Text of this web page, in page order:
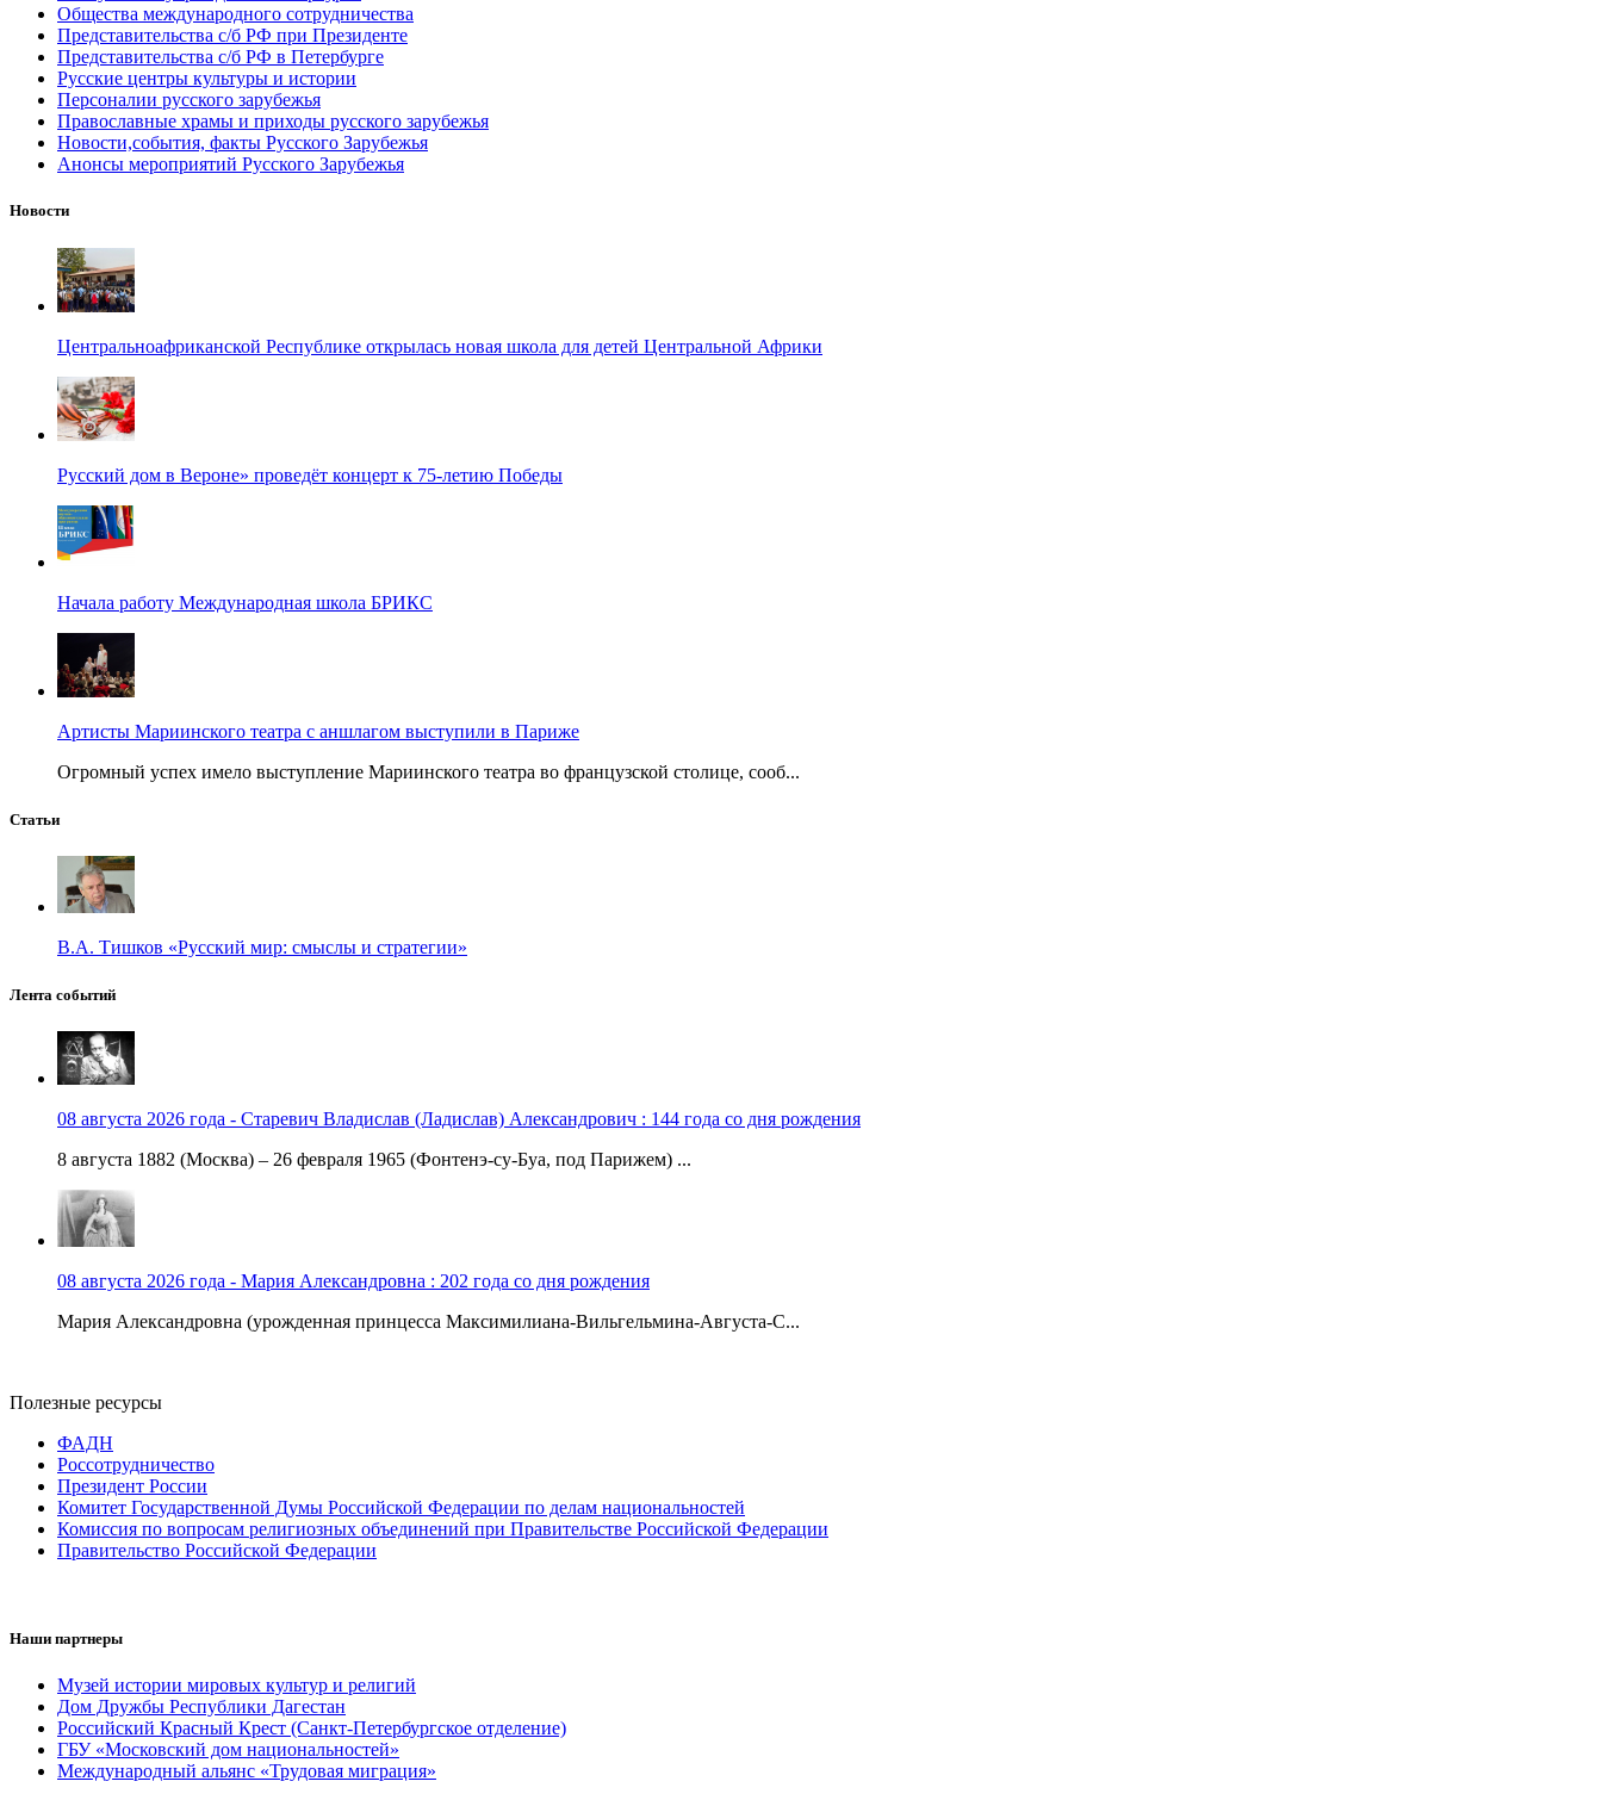
Общества международного сотрудничества
Представительства с/б РФ при Президенте
Представительства с/б РФ в Петербурге
Русские центры культуры и истории
Персоналии русского зарубежья
Православные храмы и приходы русского зарубежья
Новости,события, факты Русского Зарубежья
Анонсы мероприятий Русского Зарубежья
Новости
Центральноафриканской Республике открылась новая школа для детей Центральной Африки
Русский дом в Вероне» проведёт концерт к 75-летию Победы
Начала работу Международная школа БРИКС
Артисты Мариинского театра с аншлагом выступили в Париже
Огромный успех имело выступление Мариинского театра во французской столице, сооб...
Статьи
В.А. Тишков «Русский мир: смыслы и стратегии»
Лента событий
08 августа 2026 года - Старевич Владислав (Ладислав) Александрович : 144 года со дня рождения
8 августа 1882 (Москва) – 26 февраля 1965 (Фонтенэ-су-Буа, под Парижем) ...
08 августа 2026 года - Мария Александровна : 202 года со дня рождения
Мария Александровна (урожденная принцесса Максимилиана-Вильгельмина-Августа-С...
Полезные ресурсы
ФАДН
Россотрудничество
Президент России
Комитет Государственной Думы Российской Федерации по делам национальностей
Комиссия по вопросам религиозных объединений при Правительстве Российской Федерации
Правительство Российской Федерации
Наши партнеры
Музей истории мировых культур и религий
Дом Дружбы Республики Дагестан
Российский Красный Крест (Санкт-Петербургское отделение)
ГБУ «Московский дом национальностей»
Международный альянс «Трудовая миграция»